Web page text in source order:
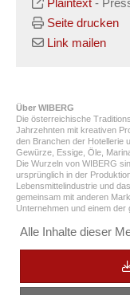
Seite drucken
Link mailen
Über WIBERG
Die österreichische
Jahrzehnten mit kreativen
den Branchen der Hotellerie
Gewürze, Essige, Öle,
Die Wurzeln von WIBERG
ursprünglich in der
Lebensmittelindustrie und
gemeinsam mit anderen
Unternehmen und einem
Alle Inhalte dieser